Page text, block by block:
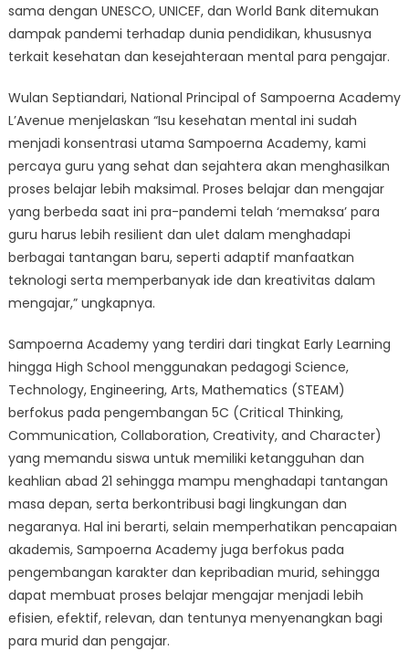
sama dengan UNESCO, UNICEF, dan World Bank ditemukan
dampak pandemi terhadap dunia pendidikan, khususnya
terkait kesehatan dan kesejahteraan mental para pengajar.
Wulan Septiandari, National Principal of Sampoerna Academy
L’Avenue menjelaskan “Isu kesehatan mental ini sudah
menjadi konsentrasi utama Sampoerna Academy, kami
percaya guru yang sehat dan sejahtera akan menghasilkan
proses belajar lebih maksimal. Proses belajar dan mengajar
yang berbeda saat ini pra-pandemi telah ‘memaksa’ para
guru harus lebih resilient dan ulet dalam menghadapi
berbagai tantangan baru, seperti adaptif manfaatkan
teknologi serta memperbanyak ide dan kreativitas dalam
mengajar,” ungkapnya.
Sampoerna Academy yang terdiri dari tingkat Early Learning
hingga High School menggunakan pedagogi Science,
Technology, Engineering, Arts, Mathematics (STEAM)
berfokus pada pengembangan 5C (Critical Thinking,
Communication, Collaboration, Creativity, and Character)
yang memandu siswa untuk memiliki ketangguhan dan
keahlian abad 21 sehingga mampu menghadapi tantangan
masa depan, serta berkontribusi bagi lingkungan dan
negaranya. Hal ini berarti, selain memperhatikan pencapaian
akademis, Sampoerna Academy juga berfokus pada
pengembangan karakter dan kepribadian murid, sehingga
dapat membuat proses belajar mengajar menjadi lebih
efisien, efektif, relevan, dan tentunya menyenangkan bagi
para murid dan pengajar.